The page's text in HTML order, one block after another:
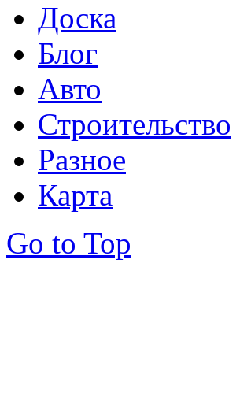
Доска
Блог
Авто
Строительство
Разное
Карта
Go to Top